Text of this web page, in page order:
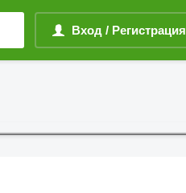
Вход / Регистрация